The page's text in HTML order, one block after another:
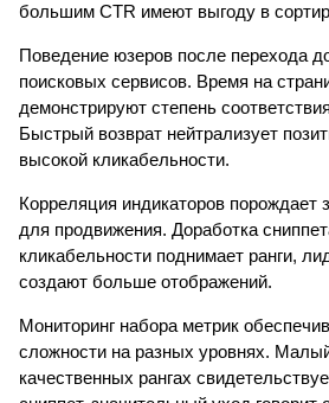
большим CTR имеют выгоду в
Поведение юзеров после перехода
поисковых сервисов. Время на
демонстрируют степень
Быстрый возврат нейтрализует
высокой кликабельности.
Корреляция индикаторов порождает
для продвижения. Доработка
кликабельности поднимает ранги,
создают больше отображений.
Мониторинг набора метрик
сложности на разных уровнях.
качественных рангах